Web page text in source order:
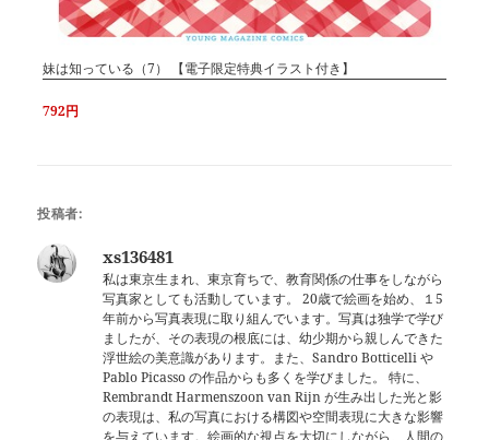
妹は知っている（7） 【電子限定特典イラスト付き】
792円
投稿者:
xs136481
私は東京生まれ、東京育ちで、教育関係の仕事をしながら
写真家としても活動しています。 20歳で絵画を始め、１5
年前から写真表現に取り組んでいます。写真は独学で学び
ましたが、その表現の根底には、幼少期から親しんできた
浮世絵の美意識があります。また、Sandro Botticelli や
Pablo Picasso の作品からも多くを学びました。 特に、
Rembrandt Harmenszoon van Rijn が生み出した光と影
の表現は、私の写真における構図や空間表現に大きな影響